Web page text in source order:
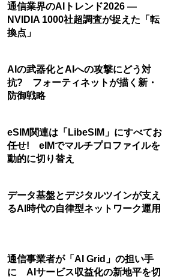
通信業界のAIトレンド2026 ―
NVIDIA 1000社超調査が捉えた「転
換点」
AIの武器化とAIへの攻撃にどう対
抗? フォーティネットが描く新・
防御戦略
eSIM関連は「LibeSIM」にすべてお
任せ! eIMでマルチプロファイルを
動的に切り替え
データ基盤とデジタルツインが支え
るAI時代の自律型ネットワーク運用
通信事業者が「AI Grid」の担い手
に AIサービス収益化の新地平を切